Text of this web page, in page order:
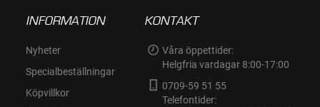
INFORMATION
Nyheter
Specialbeställningar
Köpvillkor
KONTAKT
Våra öppettider:
Helgfria vardagar 8:00-17:00
0709-59 51 55
Telefontider: